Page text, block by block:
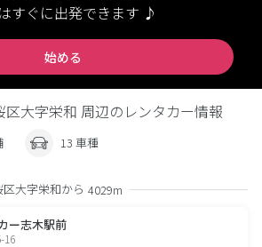
すぐに出発できます ♪
始める
大字栄和 周辺のレンタカー情報
13 車種
大字栄和から 4029m
ー志木駅前
16